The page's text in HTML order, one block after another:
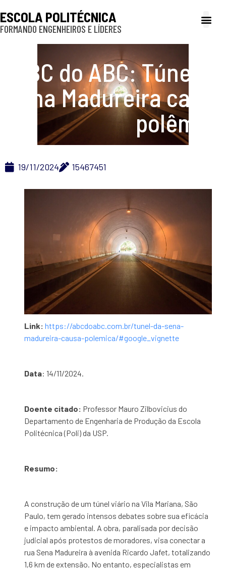
ESCOLA POLITÉCNICA
FORMANDO ENGENHEIROS E LÍDERES
ABC do ABC: Túnel da
Sena Madureira causa
polêmica
19/11/2024 15467451
Link: https://abcdoabc.com.br/tunel-da-sena-
madureira-causa-polemica/#google_vignette
Data: 14/11/2024.
Doente citado: Professor Mauro Zilbovicius do
Departamento de Engenharia de Produção da Escola
Politécnica (Poli) da USP.
Resumo:
A construção de um túnel viário na Vila Mariana, São
Paulo, tem gerado intensos debates sobre sua eficácia
e impacto ambiental. A obra, paralisada por decisão
judicial após protestos de moradores, visa conectar a
rua Sena Madureira à avenida Ricardo Jafet, totalizando
1,6 km de extensão. No entanto, especialistas em